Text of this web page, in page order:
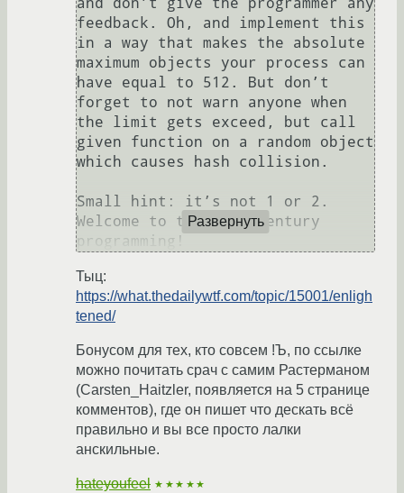
and don’t give the programmer any
feedback. Oh, and implement this
in a way that makes the absolute
maximum objects your process can
have equal to 512. But don’t
forget to not warn anyone when
the limit gets exceed, but call
given function on a random object
which causes hash collision.
Small hint: it’s not 1 or 2.
Welcome to the 21st century
Развернуть
Тыц:
https://what.thedailywtf.com/topic/15001/enligh
tened/
Бонусом для тех, кто совсем !Ъ, по ссылке
можно почитать срач с самим Растерманом
(Carsten_Haitzler, появляется на 5 странице
комментов), где он пишет что дескать всё
правильно и вы все просто лалки
анскильные.
hateyoufeel ★★★★★